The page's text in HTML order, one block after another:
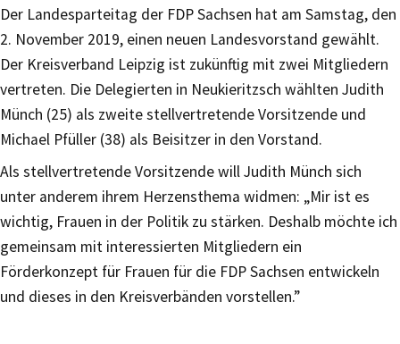
Der Landesparteitag der FDP Sachsen hat am Samstag, den
2. November 2019, einen neuen Landesvorstand gewählt.
Der Kreisverband Leipzig ist zukünftig mit zwei Mitgliedern
vertreten. Die Delegierten in Neukieritzsch wählten Judith
Münch (25) als zweite stellvertretende Vorsitzende und
Michael Pfüller (38) als Beisitzer in den Vorstand.
Als stellvertretende Vorsitzende will Judith Münch sich
unter anderem ihrem Herzensthema widmen: „Mir ist es
wichtig, Frauen in der Politik zu stärken. Deshalb möchte ich
gemeinsam mit interessierten Mitgliedern ein
Förderkonzept für Frauen für die FDP Sachsen entwickeln
und dieses in den Kreisverbänden vorstellen.”